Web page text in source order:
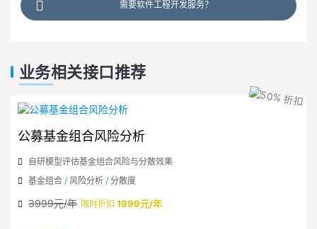
需要软件工程开发服务？
业务相关接口推荐
公募基金组合风险分析
自研模型评估基金组合风险与分散效果
基金组合 / 风险分析 / 分散度
3999元/年 限时折扣 1999元/年